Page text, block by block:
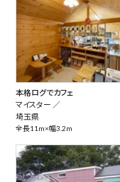
本格ログでカフェ
マイスター ／
埼玉県
全長11m×幅3.2m